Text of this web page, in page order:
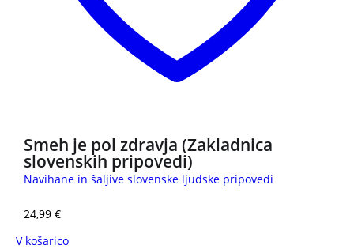
Smeh je pol zdravja (Zakladnica
slovenskih pripovedi)
Navihane in šaljive slovenske ljudske pripovedi
24,99 €
V košarico